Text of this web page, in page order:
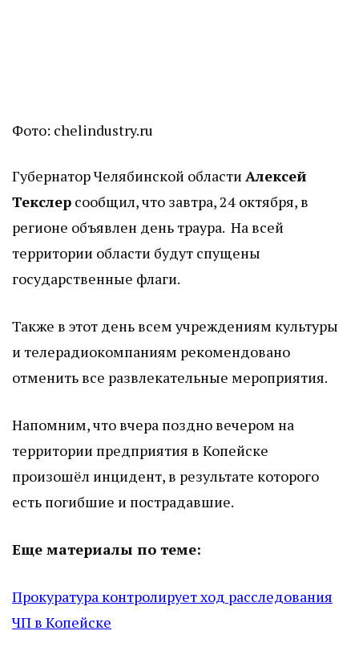
Фото: chelindustry.ru
Губернатор Челябинской области Алексей
Текслер сообщил, что завтра, 24 октября, в
регионе объявлен день траура. На всей
территории области будут спущены
государственные флаги.
Также в этот день всем учреждениям культуры
и телерадиокомпаниям рекомендовано
отменить все развлекательные мероприятия.
Напомним, что вчера поздно вечером на
территории предприятия в Копейске
произошёл инцидент, в результате которого
есть погибшие и пострадавшие.
Еще материалы по теме:
Прокуратура контролирует ход расследования
ЧП в Копейске